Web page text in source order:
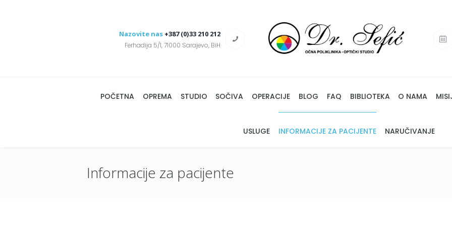
Nazovite nas +387 (0)33 210 212
Ferhadija 5/1, 71000 Sarajevo, BiH
POČETNA OPREMA STUDIO SOČIVA OPERACIJE BLOG FAQ BIBLIOTEKA O NAMA
USLUGE INFORMACIJE ZA PACIJENTE NARUČIVANJE
Informacije za pacijente